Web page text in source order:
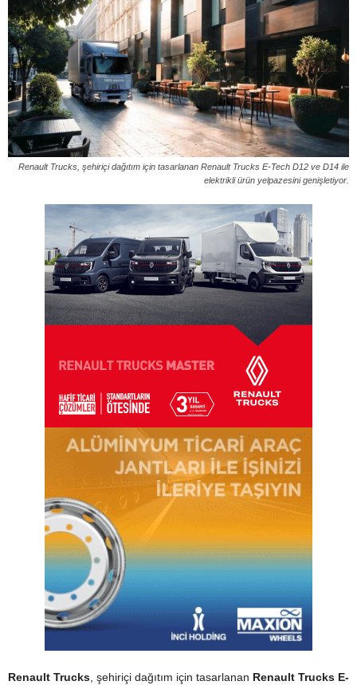
Renault Trucks, şehiriçi dağıtım için tasarlanan Renault Trucks E-Tech D12 ve D14 ile
elektrikli ürün yelpazesini genişletiyor.
Renault Trucks, şehiriçi dağıtım için tasarlanan Renault Trucks E-